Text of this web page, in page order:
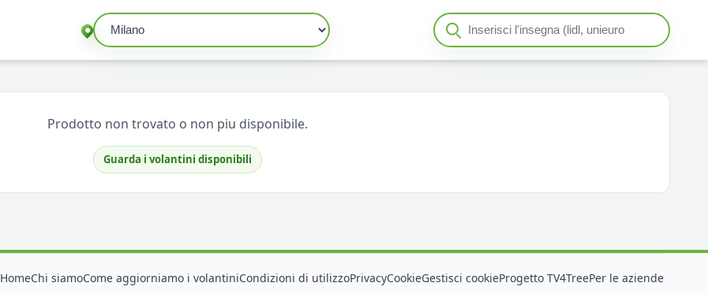
Cerca insegna o negozio
Seleziona un'insegna
Prodotto non trovato o non piu disponibile.
Guarda i volantini disponibili
HomeChi siamoCome aggiorniamo i volantiniCondizioni di utilizzoPrivacyCookieGestisci cookieProgetto TV4TreePer le aziende